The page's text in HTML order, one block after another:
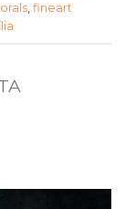
, fineart